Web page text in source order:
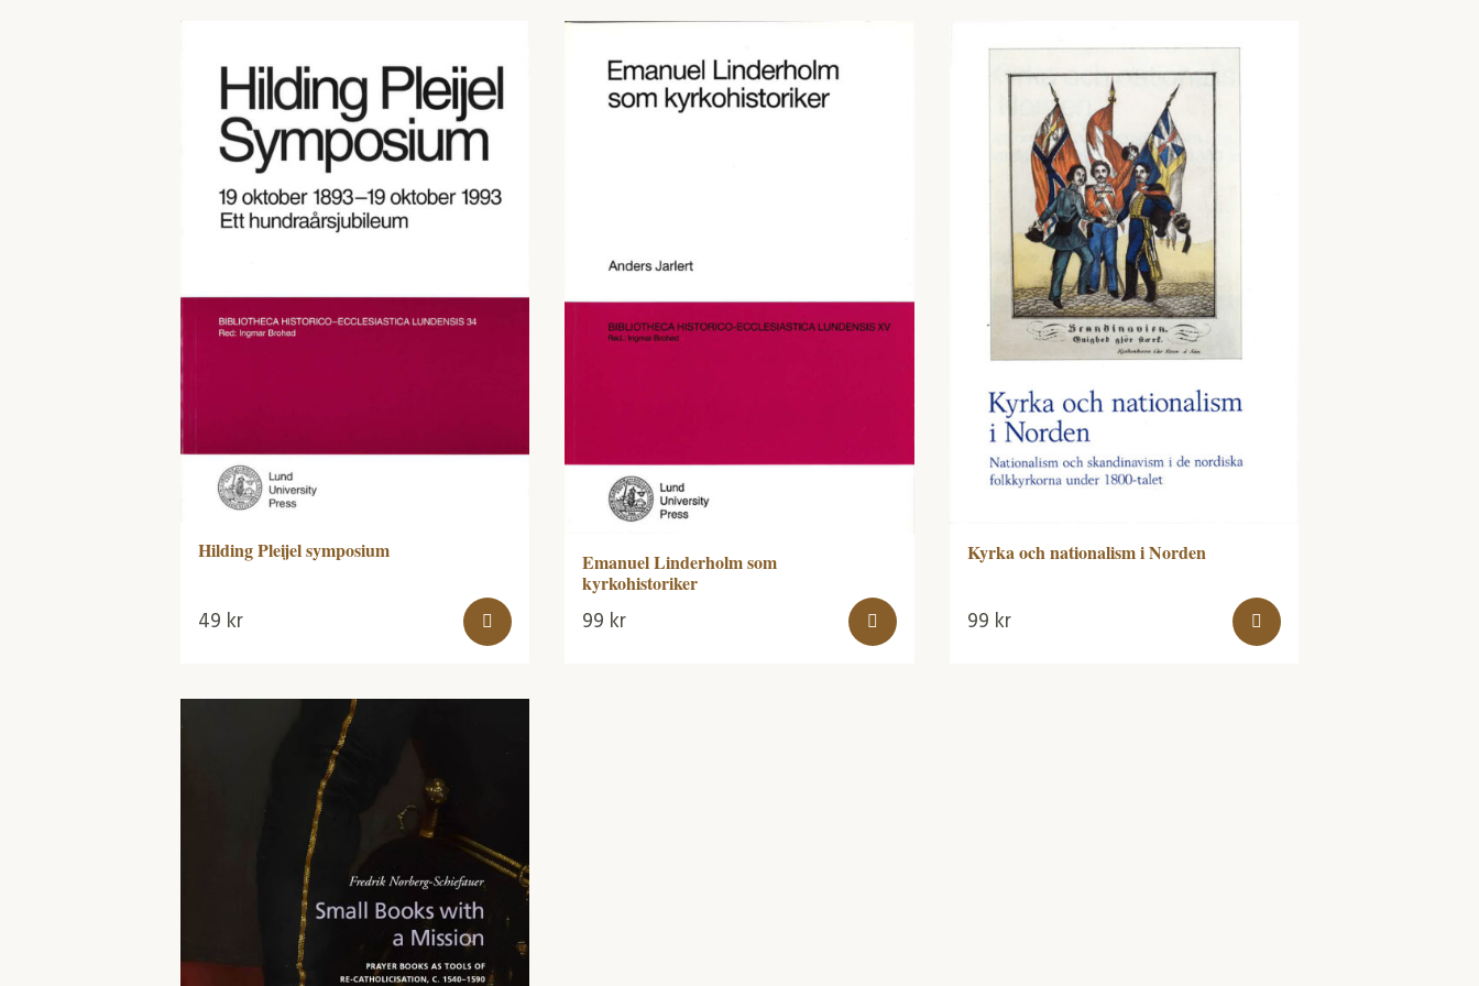
Hilding Pleijel symposium
49 kr
Emanuel Linderholm som
kyrkohistoriker
99 kr
Kyrka och nationalism i Norden
99 kr